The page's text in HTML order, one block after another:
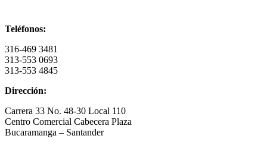
Teléfonos:
316-469 3481
313-553 0693
313-553 4845
Dirección:
Carrera 33 No. 48-30 Local 110
Centro Comercial Cabecera Plaza
Bucaramanga – Santander